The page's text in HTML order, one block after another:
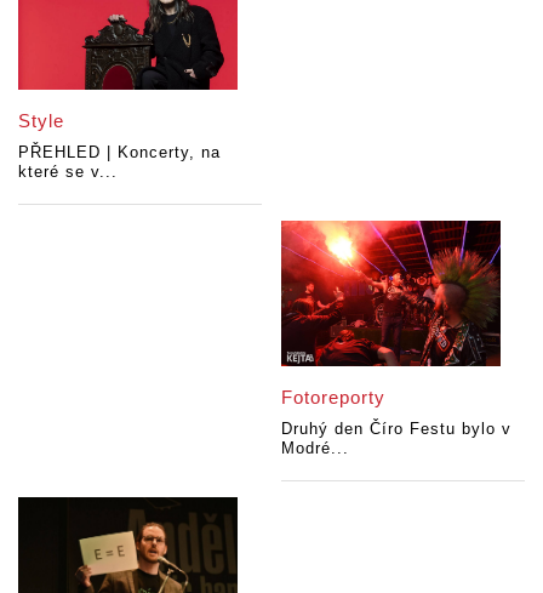
Style
PŘEHLED | Koncerty, na
které se v...
Fotoreporty
Druhý den Číro Festu bylo v
Modré...